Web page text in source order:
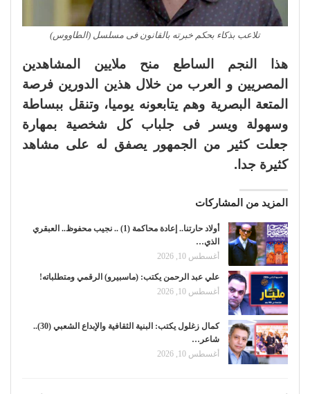
تلاعب بذكاء بحكم خبرته بالقانون فى مسلسل (الطاووس)
هذا النجم الساطع منح ملايين المشاهدين
المصريين و العرب من خلال هذين الدورين فرصة
المتعة البصرية وهم يتابعونه يوميا، وتنقل ببساطة
وسهولة ويسر فى جلباب كل شخصية بمهارة
جعلت كثير من الجمهور يصفق له على مشاهد
كثيرة جدا.
المزيد من المشاركات
أولاد حارتنا.. إعادة محاكمة (1) .. نجيب محفوظ.. العبقري
الذي…
أغسطس 10, 2026
علي عبد الرحمن يكتب: (ماسبيرو) الرقمي ومتطلباته!
أغسطس 10, 2026
كمال زغلول يكتب: البنية الثقافية والإبداع الشعبي (30)..
شاعر…
أغسطس 10, 2026